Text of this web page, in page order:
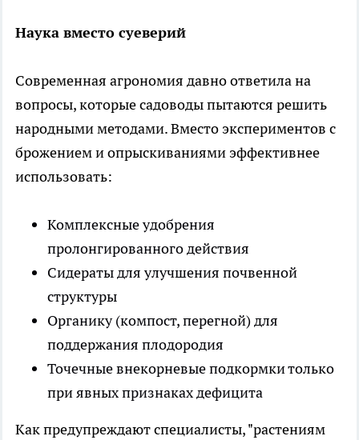
Наука вместо суеверий
Современная агрономия давно ответила на
вопросы, которые садоводы пытаются решить
народными методами. Вместо экспериментов с
брожением и опрыскиваниями эффективнее
использовать:
Комплексные удобрения
пролонгированного действия
Сидераты для улучшения почвенной
структуры
Органику (компост, перегной) для
поддержания плодородия
Точечные внекорневые подкормки только
при явных признаках дефицита
Как предупреждают специалисты, "растениям